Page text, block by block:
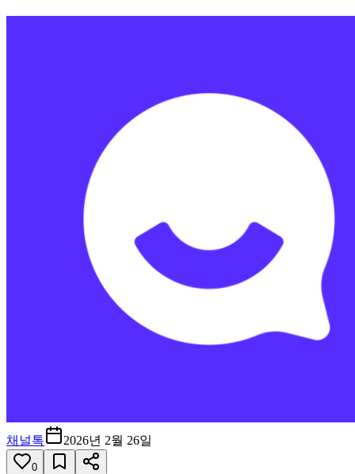
채널톡 2026년 2월 26일
0